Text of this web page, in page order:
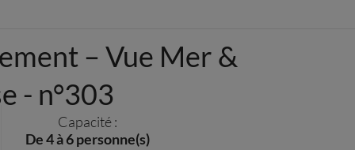
– Vue Mer &
- n°303
Capacité :
De 4 à 6 personne(s)